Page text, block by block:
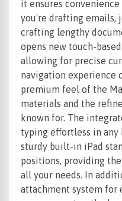
it ensures
you're drafting emails,
crafting lengthy
opens new touch-
allowing for precise
navigation experience
premium feel of the
materials and the
known for. The
typing effortless in
sturdy built-in iPad
positions, providing
all your needs. In
attachment system for